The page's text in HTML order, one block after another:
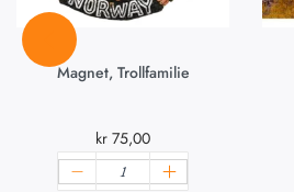
Magnet, Trollfamilie
kr 75,00